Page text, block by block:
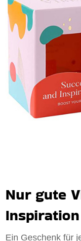
Nur gute
Ein Geschenk für